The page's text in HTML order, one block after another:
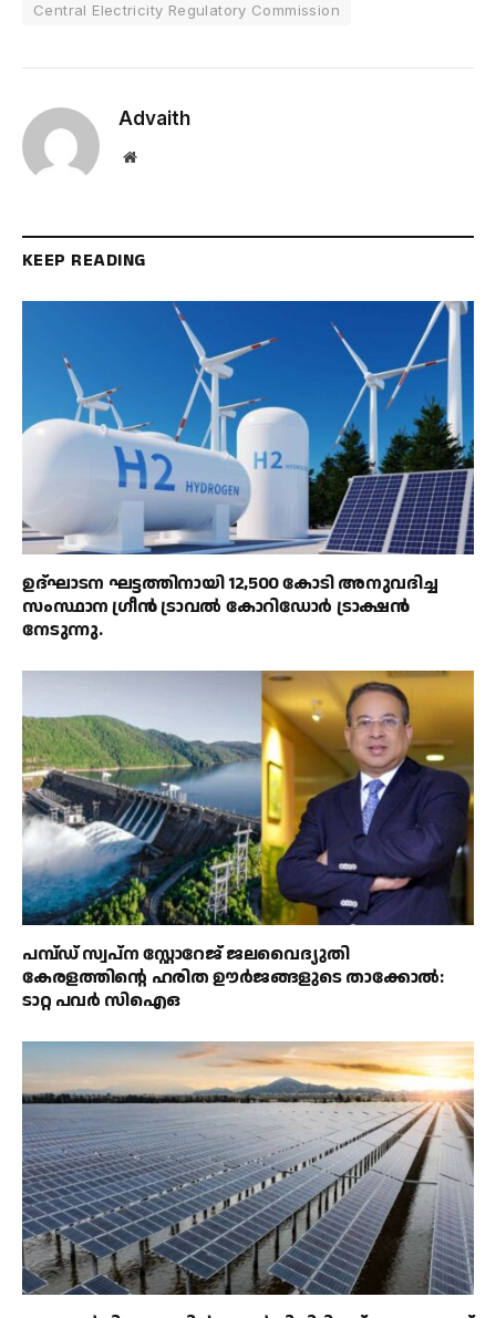
Central Electricity Regulatory Commission
Advaith
Website
KEEP READING
ഉദ്ഘാടന ഘട്ടത്തിനായി 12,500 കോടി അനുവദിച്ച
സംസ്ഥാന ഗ്രീൻ ട്രാവൽ കോറിഡോർ ട്രാക്ഷൻ
നേടുന്നു.
പമ്പ്ഡ് സ്വപ്ന സ്റ്റോറേജ് ജലവൈദ്യുതി
കേരളത്തിന്റെ ഹരിത ഊർജങ്ങളുടെ താക്കോൽ:
ടാറ്റ പവർ സിഐഒ